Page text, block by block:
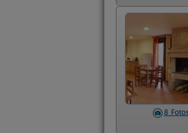
8 Fotos